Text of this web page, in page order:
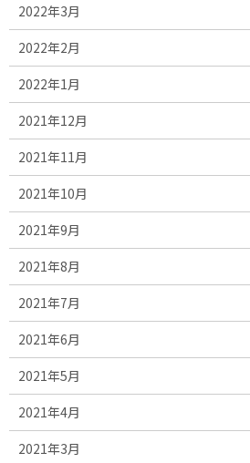
2022年3月
2022年2月
2022年1月
2021年12月
2021年11月
2021年10月
2021年9月
2021年8月
2021年7月
2021年6月
2021年5月
2021年4月
2021年3月